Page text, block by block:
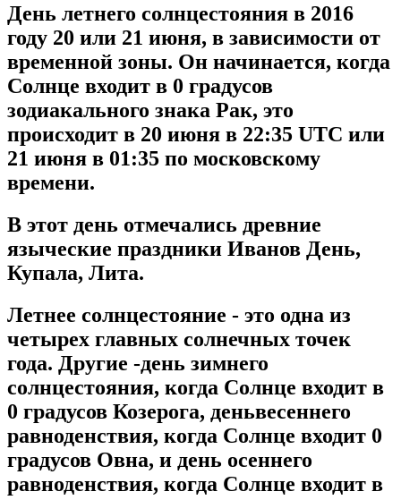
День летнего солнцестояния в 2016
году 20 или 21 июня, в зависимости от
временной зоны. Он начинается, когда
Солнце входит в 0 градусов
зодиакального знака Рак, это
происходит в 20 июня в 22:35 UTC или
21 июня в 01:35 по московскому
времени.
В этот день отмечались древние
языческие праздники Иванов День,
Купала, Лита.
Летнее солнцестояние - это одна из
четырех главных солнечных точек
года. Другие -день зимнего
солнцестояния, когда Солнце входит в
0 градусов Козерога, деньвесеннего
равноденствия, когда Солнце входит 0
градусов Овна, и день осеннего
равноденствия, когда Солнце входит в